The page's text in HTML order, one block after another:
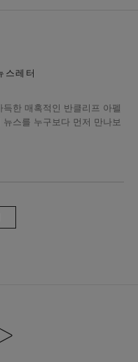
스레터
한 매혹적인 반클리프 아펠
스를 누구보다 먼저 만나보